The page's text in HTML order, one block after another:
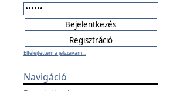
Elfelejtettem a jelszavam...
Navigáció